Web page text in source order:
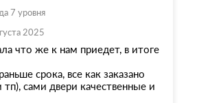
7 уровня
2025
что же к нам приедет, в итоге
срока, все как заказано
тп), сами двери качественные и
наш дизайнер осталась в